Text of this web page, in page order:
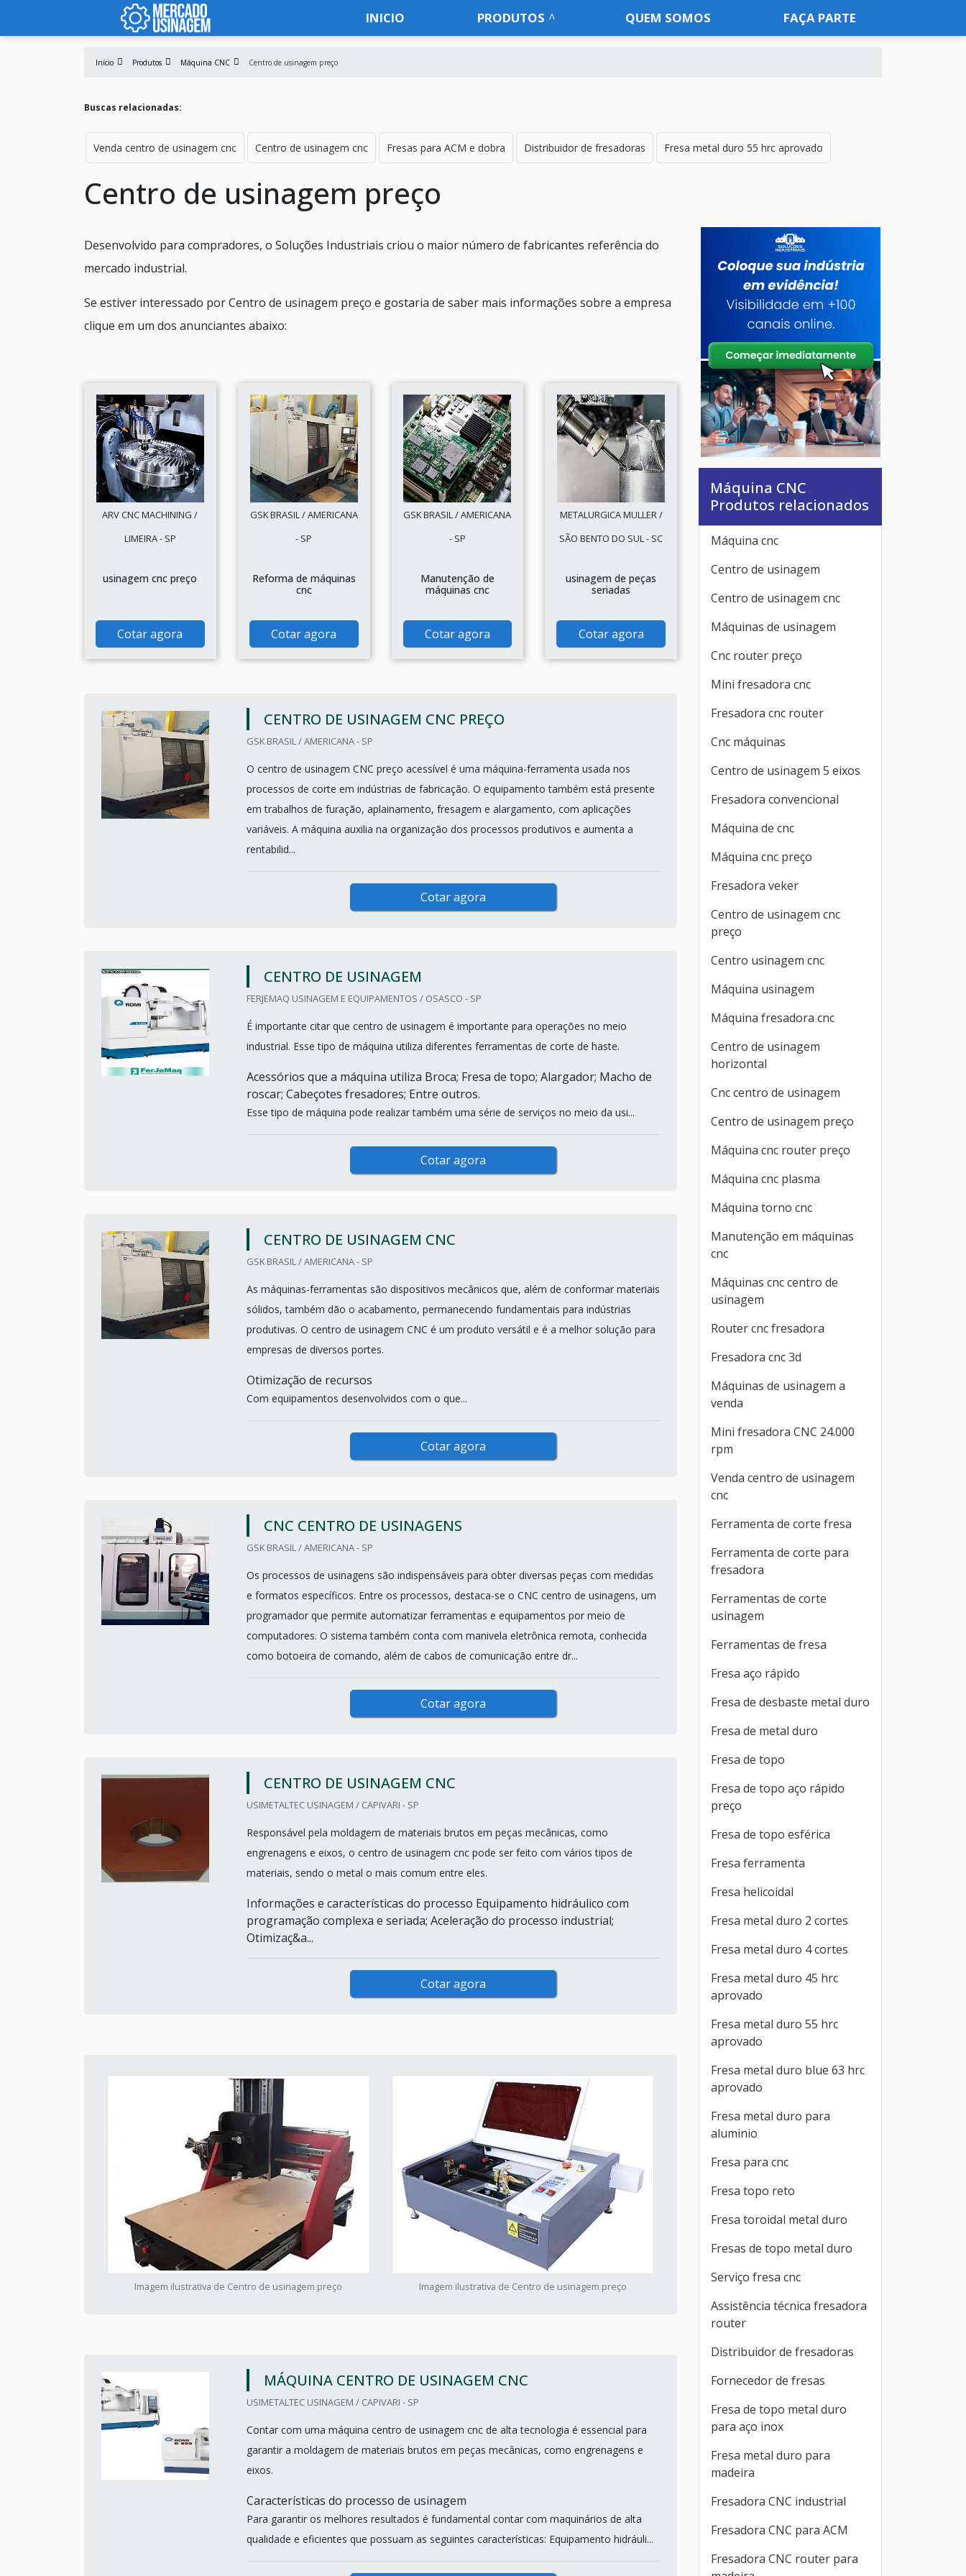
INICIO PRODUTOS QUEM SOMOS FAÇA PARTE
Início Produtos Máquina CNC Centro de usinagem preço
Buscas relacionadas:
Venda centro de usinagem cnc Centro de usinagem cnc Fresas para ACM e dobra Distribuidor de fresadoras Fresa metal duro 55 hrc aprovado
Centro de usinagem preço
Desenvolvido para compradores, o Soluções Industriais criou o maior número de fabricantes referência do
mercado industrial.
Se estiver interessado por Centro de usinagem preço e gostaria de saber mais informações sobre a empresa
clique em um dos anunciantes abaixo:
ARV CNC MACHINING /
LIMEIRA - SP
usinagem cnc preço
Cotar agora
GSK BRASIL / AMERICANA
- SP
Reforma de máquinas
cnc
Cotar agora
GSK BRASIL / AMERICANA
- SP
Manutenção de
máquinas cnc
Cotar agora
METALURGICA MULLER /
SÃO BENTO DO SUL - SC
usinagem de peças
seriadas
Cotar agora
CENTRO DE USINAGEM CNC PREÇO
GSK BRASIL / AMERICANA - SP
O centro de usinagem CNC preço acessível é uma máquina-ferramenta usada nos
processos de corte em indústrias de fabricação. O equipamento também está presente
em trabalhos de furação, aplainamento, fresagem e alargamento, com aplicações
variáveis. A máquina auxilia na organização dos processos produtivos e aumenta a
rentabilid...
Cotar agora
CENTRO DE USINAGEM
FERJEMAQ USINAGEM E EQUIPAMENTOS / OSASCO - SP
É importante citar que centro de usinagem é importante para operações no meio
industrial. Esse tipo de máquina utiliza diferentes ferramentas de corte de haste.
Acessórios que a máquina utiliza Broca; Fresa de topo; Alargador; Macho de
roscar; Cabeçotes fresadores; Entre outros.
Esse tipo de máquina pode realizar também uma série de serviços no meio da usi...
Cotar agora
CENTRO DE USINAGEM CNC
GSK BRASIL / AMERICANA - SP
As máquinas-ferramentas são dispositivos mecânicos que, além de conformar materiais
sólidos, também dão o acabamento, permanecendo fundamentais para indústrias
produtivas. O centro de usinagem CNC é um produto versátil e é a melhor solução para
empresas de diversos portes.
Otimização de recursos
Com equipamentos desenvolvidos com o que...
Cotar agora
CNC CENTRO DE USINAGENS
GSK BRASIL / AMERICANA - SP
Os processos de usinagens são indispensáveis para obter diversas peças com medidas
e formatos específicos. Entre os processos, destaca-se o CNC centro de usinagens, um
programador que permite automatizar ferramentas e equipamentos por meio de
computadores. O sistema também conta com manivela eletrônica remota, conhecida
como botoeira de comando, além de cabos de comunicação entre dr...
Cotar agora
CENTRO DE USINAGEM CNC
USIMETALTEC USINAGEM / CAPIVARI - SP
Responsável pela moldagem de materiais brutos em peças mecânicas, como
engrenagens e eixos, o centro de usinagem cnc pode ser feito com vários tipos de
materiais, sendo o metal o mais comum entre eles.
Informações e características do processo Equipamento hidráulico com
programação complexa e seriada; Aceleração do processo industrial;
Otimizaç&a...
Cotar agora
Imagem ilustrativa de Centro de usinagem preço Imagem ilustrativa de Centro de usinagem preço
MÁQUINA CENTRO DE USINAGEM CNC
USIMETALTEC USINAGEM / CAPIVARI - SP
Contar com uma máquina centro de usinagem cnc de alta tecnologia é essencial para
garantir a moldagem de materiais brutos em peças mecânicas, como engrenagens e
eixos.
Características do processo de usinagem
Para garantir os melhores resultados é fundamental contar com maquinários de alta
qualidade e eficientes que possuam as seguintes características: Equipamento hidráuli...
Máquina CNC
Produtos relacionados
Máquina cnc
Centro de usinagem
Centro de usinagem cnc
Máquinas de usinagem
Cnc router preço
Mini fresadora cnc
Fresadora cnc router
Cnc máquinas
Centro de usinagem 5 eixos
Fresadora convencional
Máquina de cnc
Máquina cnc preço
Fresadora veker
Centro de usinagem cnc
preço
Centro usinagem cnc
Máquina usinagem
Máquina fresadora cnc
Centro de usinagem
horizontal
Cnc centro de usinagem
Centro de usinagem preço
Máquina cnc router preço
Máquina cnc plasma
Máquina torno cnc
Manutenção em máquinas
cnc
Máquinas cnc centro de
usinagem
Router cnc fresadora
Fresadora cnc 3d
Máquinas de usinagem a
venda
Mini fresadora CNC 24.000
rpm
Venda centro de usinagem
cnc
Ferramenta de corte fresa
Ferramenta de corte para
fresadora
Ferramentas de corte
usinagem
Ferramentas de fresa
Fresa aço rápido
Fresa de desbaste metal duro
Fresa de metal duro
Fresa de topo
Fresa de topo aço rápido
preço
Fresa de topo esférica
Fresa ferramenta
Fresa helicoidal
Fresa metal duro 2 cortes
Fresa metal duro 4 cortes
Fresa metal duro 45 hrc
aprovado
Fresa metal duro 55 hrc
aprovado
Fresa metal duro blue 63 hrc
aprovado
Fresa metal duro para
aluminio
Fresa para cnc
Fresa topo reto
Fresa toroidal metal duro
Fresas de topo metal duro
Serviço fresa cnc
Assistência técnica fresadora
router
Distribuidor de fresadoras
Fornecedor de fresas
Fresa de topo metal duro
para aço inox
Fresa metal duro para
madeira
Fresadora CNC industrial
Fresadora CNC para ACM
Fresadora CNC router para